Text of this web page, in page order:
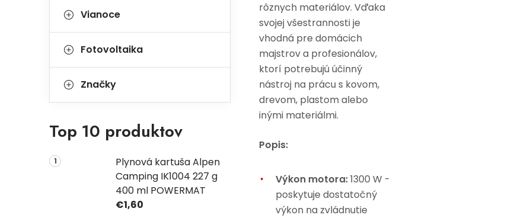
Vianoce
Fotovoltaika
Značky
Top 10 produktov
Plynová kartuša Alpen
Camping IK1004 227 g
400 ml POWERMAT
€1,60
rôznych materiálov. Vďaka
svojej všestrannosti je
vhodná pre domácich
majstrov a profesionálov,
ktorí potrebujú účinný
nástroj na prácu s kovom,
drevom, plastom alebo
inými materiálmi.
Popis:
Výkon motora:1300 W -
poskytuje dostatočný
výkon na zvládnutie